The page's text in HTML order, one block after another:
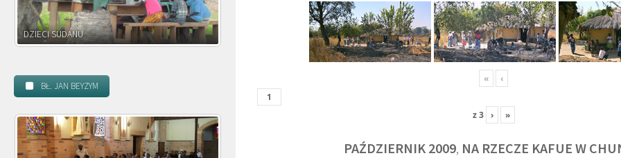
« ‹
z3 › »
PAŹDZIERNIK 2009, NA RZECZE KAFUE W
DZIECI ZAMBII
BŁ. JAN BEYZYM